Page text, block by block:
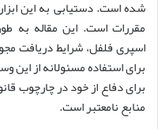
شده است. دستیابی به این
مقررات است. این مقاله به
اسپری فلفل، شرایط دریافت
برای استفاده مسئولانه از این
برای دفاع از خود در چارچوب
منابع نامعتبر است.